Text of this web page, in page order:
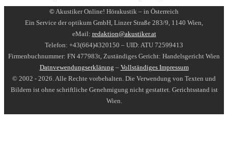
©Akustiker Online! Hörakustik – in Österreich
Ein Service der optikum GmbH, Linzer Straße 283/9, 1140 Wien,
eMail: redaktion@akustiker.at
Telefon: +43(664)4320150 – UID: ATU 72599413
Firmenbuchnummer: FN 477983t, Zuständiges Gericht: Handelsgericht Wien
Datnvewendungserklärung – Vollständiges Impressum
© 2002 - 2026. Alle Rechte vorbehalten. Die Verwendung von Texten und
Bildern ist ohne schriftliche Genehmigung nicht gestattet. Gerichtsstand ist
Wien.